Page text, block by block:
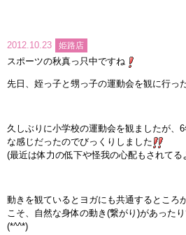
2012.10.23 姫路店
スポーツの秋真っ只中ですね
先日、姪っ子と甥っ子の運動会を観に行っ
久しぶりに小学校の運動会を観ましたが、
な感じだったのでびっくりしました
(最近は体力の低下や怪我の心配もされて
動きを観ているとヨガにも共通するところ
こそ、自然な身体の動き(繋がり)があった
(*^^*)
お客
会社